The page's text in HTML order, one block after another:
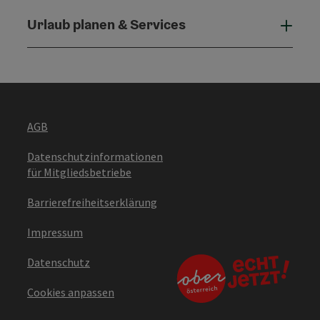
Urlaub planen & Services
AGB
Datenschutzinformationen
für Mitgliedsbetriebe
Barrierefreiheitserklärung
Impressum
Datenschutz
Cookies anpassen